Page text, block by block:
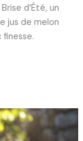
d’Été, un
jus de melon
finesse.